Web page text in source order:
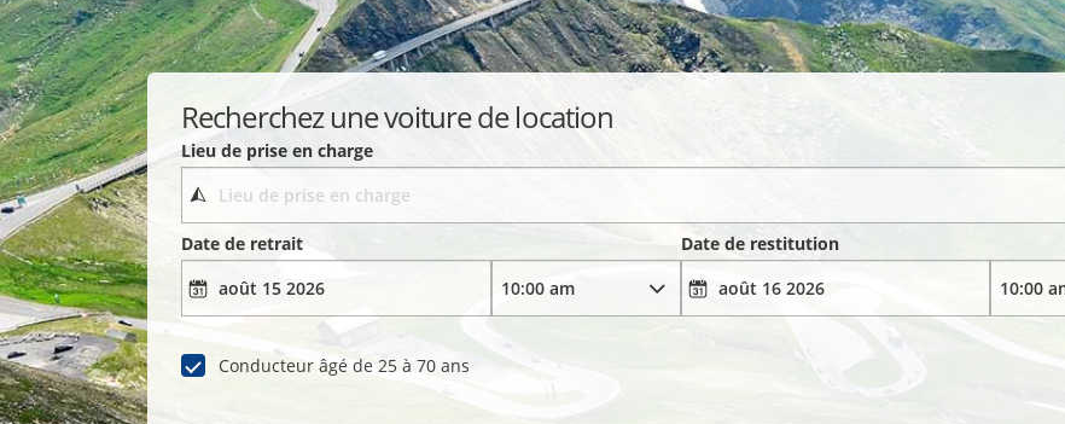
Recherchez une voiture de location
Lieu de prise en charge
Date de retrait
Date de restitution
Conducteur âgé de 25 à 70 ans